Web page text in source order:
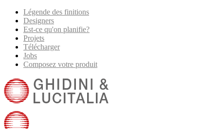
Légende des finitions
Designers
Est-ce qu'on planifie?
Projets
Télécharger
Jobs
Composez votre produit